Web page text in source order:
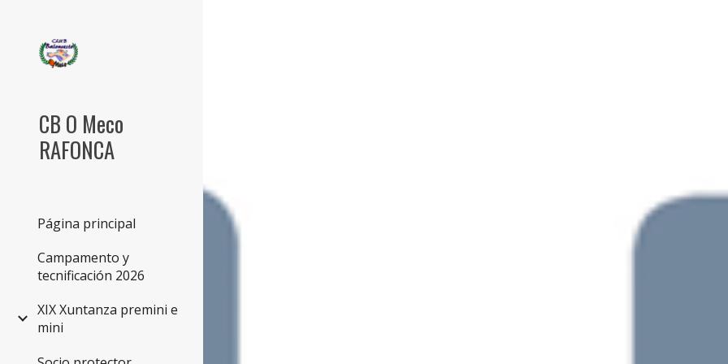
CB O Meco
RAFONCA
Página principal
Campamento y
tecnificación 2026
XIX Xuntanza premini e
mini